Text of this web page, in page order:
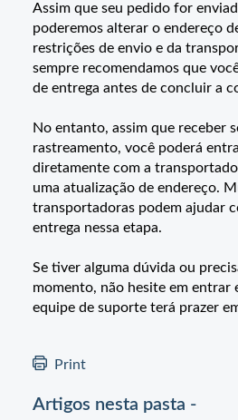
Assim que seu pedido for
poderemos alterar o endereço
restrições de envio e da
sempre recomendamos que
de entrega antes de concluir a
No entanto, assim que receber
rastreamento, você poderá
diretamente com a
uma atualização de endereço.
transportadoras podem ajudar
entrega nessa etapa.
Se tiver alguma dúvida ou
momento, não hesite em entrar
equipe de suporte terá prazer
Print
Artigos nesta pasta -